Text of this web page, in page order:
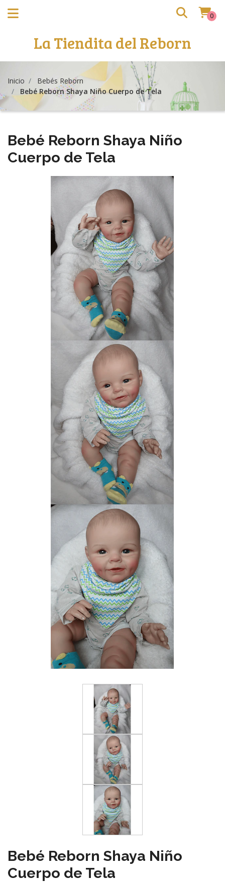
0
La Tiendita del Reborn
Inicio
Bebés Reborn
Bebé Reborn Shaya Niño Cuerpo de Tela
Bebé Reborn Shaya Niño
Cuerpo de Tela
Bebé Reborn Shaya Niño
Cuerpo de Tela